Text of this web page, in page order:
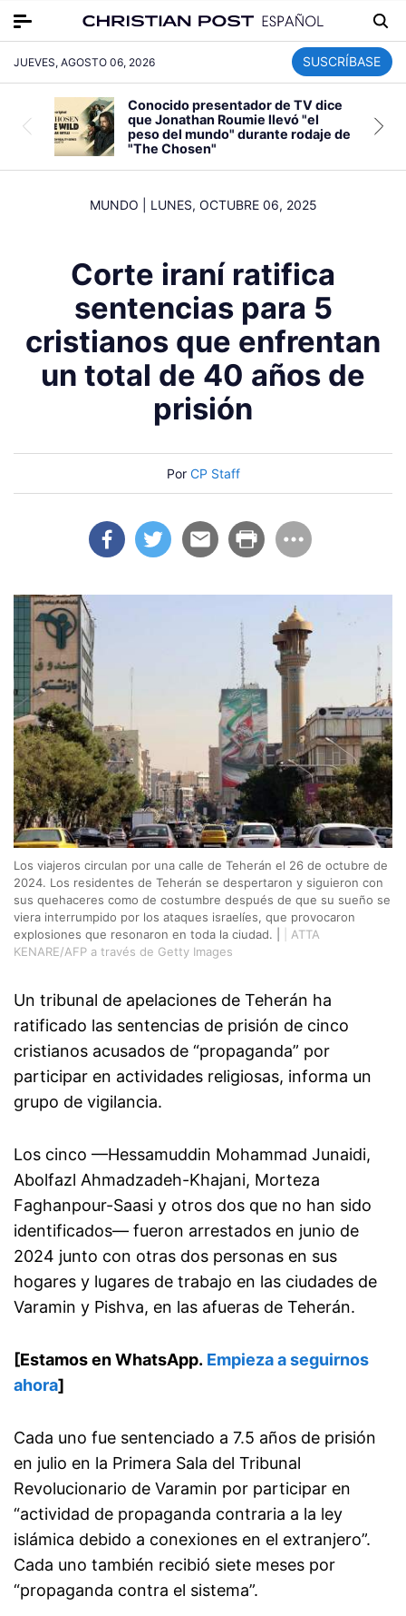
JUEVES, AGOSTO 06, 2026 SUSCRÍBASE
Conocido presentador de TV dice
que Jonathan Roumie llevó "el
peso del mundo" durante rodaje de
"The Chosen"
MUNDO LUNES, OCTUBRE 06, 2025
Corte iraní ratifica
sentencias para 5
cristianos que enfrentan
un total de 40 años de
prisión
Por CP Staff
Los viajeros circulan por una calle de Teherán el 26 de octubre de
2024. Los residentes de Teherán se despertaron y siguieron con
sus quehaceres como de costumbre después de que su sueño se
viera interrumpido por los ataques israelíes, que provocaron
explosiones que resonaron en toda la ciudad. |
ATTA
KENARE/AFP a través de Getty Images
Un tribunal de apelaciones de Teherán ha
ratificado las sentencias de prisión de cinco
cristianos acusados de “propaganda” por
participar en actividades religiosas, informa un
grupo de vigilancia.
Los cinco —Hessamuddin Mohammad Junaidi,
Abolfazl Ahmadzadeh-Khajani, Morteza
Faghanpour-Saasi y otros dos que no han sido
identificados— fueron arrestados en junio de
2024 junto con otras dos personas en sus
hogares y lugares de trabajo en las ciudades de
Varamin y Pishva, en las afueras de Teherán.
[Estamos en WhatsApp. Empieza a seguirnos
ahora]
Cada uno fue sentenciado a 7.5 años de prisión
en julio en la Primera Sala del Tribunal
Revolucionario de Varamin por participar en
“actividad de propaganda contraria a la ley
islámica debido a conexiones en el extranjero”.
Cada uno también recibió siete meses por
“propaganda contra el sistema”.